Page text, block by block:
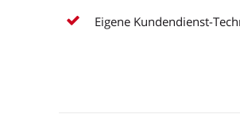
Eigene Kundendienst-